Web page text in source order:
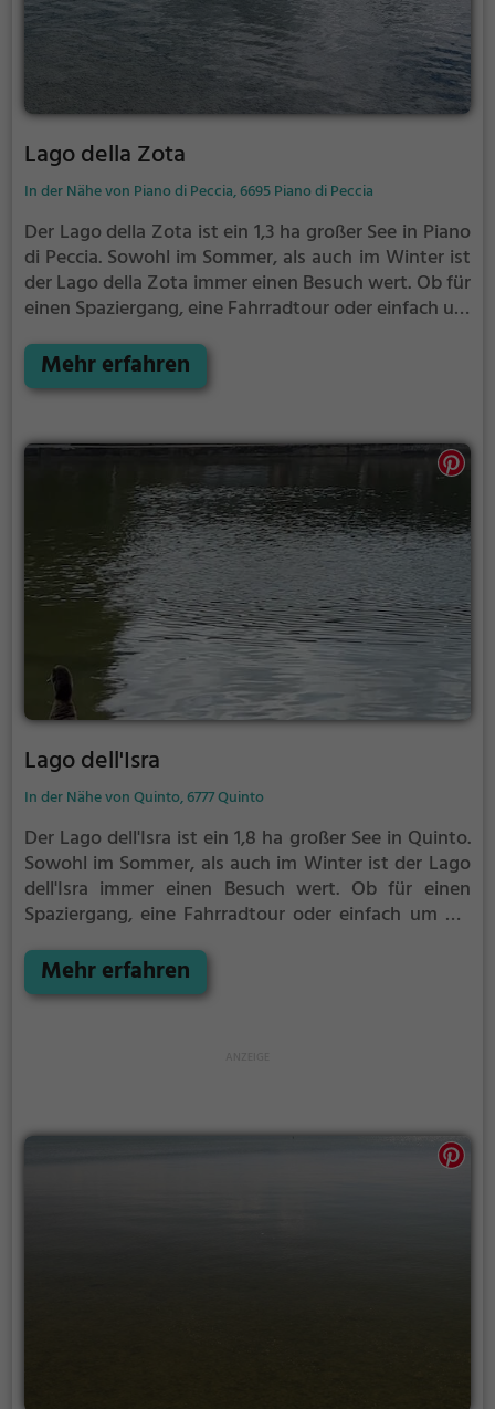
Lago della Zota
In der Nähe von Piano di Peccia, 6695 Piano di Peccia
Der Lago della Zota ist ein 1,3 ha großer See in Piano
di Peccia. Sowohl im Sommer, als auch im Winter ist
der Lago della Zota immer einen Besuch wert. Ob für
einen Spaziergang, eine Fahrradtour oder einfach um
zahlreiche Möglichkeiten für Freizeitaktivitäten.
Mehr erfahren
Lago dell'Isra
In der Nähe von Quinto, 6777 Quinto
Der Lago dell'Isra ist ein 1,8 ha großer See in Quinto.
Sowohl im Sommer, als auch im Winter ist der Lago
dell'Isra immer einen Besuch wert. Ob für einen
Spaziergang, eine Fahrradtour oder einfach um die
zahlreiche Möglichkeiten für Freizeitaktivitäten.
Mehr erfahren